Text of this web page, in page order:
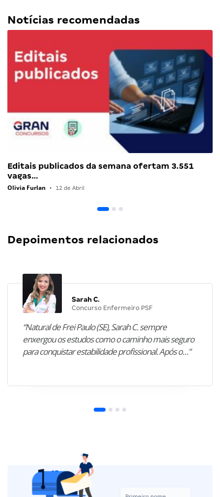
Notícias recomendadas
Editais publicados da semana ofertam 3.551
vagas…
Olivia Furlan • 12 de Abril
Depoimentos relacionados
Sarah C.
Concurso Enfermeiro PSF
“Natural de Frei Paulo (SE), Sarah C. sempre
enxergou os estudos como o caminho mais seguro
para conquistar estabilidade profissional. Após o…”